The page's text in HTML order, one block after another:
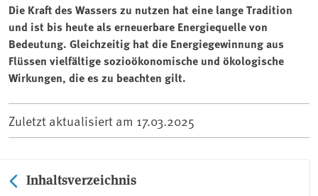
Die Kraft des Wassers zu nutzen hat eine lange Tradition
und ist bis heute als erneuerbare Energiequelle von
Bedeutung. Gleichzeitig hat die Energiegewinnung aus
Flüssen vielfältige sozioökonomische und ökologische
Wirkungen, die es zu beachten gilt.
Zuletzt aktualisiert am 17.03.2025
Inhaltsverzeichnis